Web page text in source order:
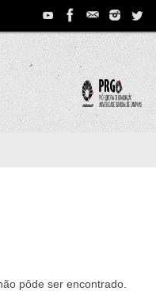
pôde ser encontrado.